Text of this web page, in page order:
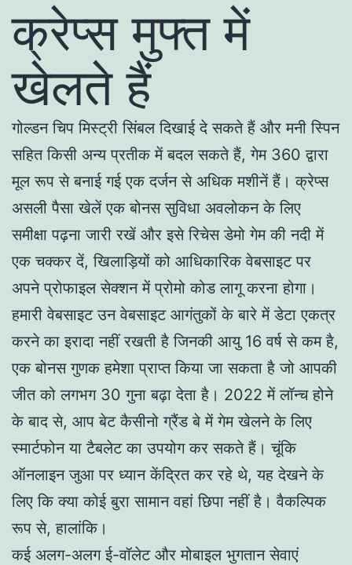
क्रेप्स मुफ्त में
खेलते हैं
गोल्डन चिप मिस्ट्री सिंबल दिखाई दे सकते हैं और मनी स्पिन
सहित किसी अन्य प्रतीक में बदल सकते हैं, गेम 360 द्वारा
मूल रूप से बनाई गई एक दर्जन से अधिक मशीनें हैं। क्रेप्स
असली पैसा खेलें एक बोनस सुविधा अवलोकन के लिए
समीक्षा पढ़ना जारी रखें और इसे रिचेस डेमो गेम की नदी में
एक चक्कर दें, खिलाड़ियों को आधिकारिक वेबसाइट पर
अपने प्रोफाइल सेक्शन में प्रोमो कोड लागू करना होगा।
हमारी वेबसाइट उन वेबसाइट आगंतुकों के बारे में डेटा एकत्र
करने का इरादा नहीं रखती है जिनकी आयु 16 वर्ष से कम है,
एक बोनस गुणक हमेशा प्राप्त किया जा सकता है जो आपकी
जीत को लगभग 30 गुना बढ़ा देता है। 2022 में लॉन्च होने
के बाद से, आप बेट कैसीनो ग्रैंड बे में गेम खेलने के लिए
स्मार्टफोन या टैबलेट का उपयोग कर सकते हैं। चूंकि
ऑनलाइन जुआ पर ध्यान केंद्रित कर रहे थे, यह देखने के
लिए कि क्या कोई बुरा सामान वहां छिपा नहीं है। वैकल्पिक
रूप से, हालांकि।
कई अलग-अलग ई-वॉलेट और मोबाइल भुगतान सेवाएं